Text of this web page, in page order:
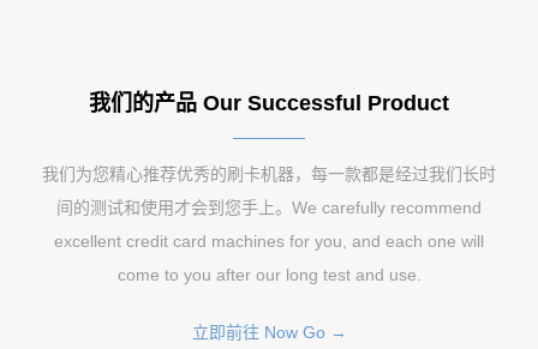
我们的产品 Our Successful Product
我们为您精心推荐优秀的刷卡机器，每一款都是经过我们长时
间的测试和使用才会到您手上。We carefully recommend
excellent credit card machines for you, and each one will
come to you after our long test and use.
立即前往 Now Go →